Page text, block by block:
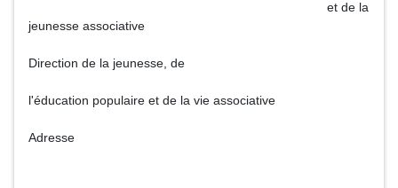
et de la
jeunesse associative
Direction de la jeunesse, de
l'éducation populaire et de la vie associative
Adresse